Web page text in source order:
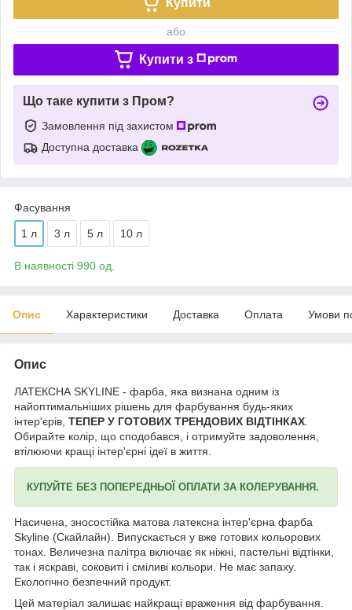
або
Купити з
Що таке купити з Пром?
Замовлення під захистом
Доступна доставка
Фасування
1 л 3 л 5 л 10 л
В наявності 990 од.
Опис Характеристики Доставка Оплата Умови
Опис
ЛАТЕКСНА SKYLINE - фарба, яка визнана одним із
найоптимальніших рішень для фарбування будь-яких
інтер'єрів, ТЕПЕР У ГОТОВИХ ТРЕНДОВИХ ВІДТІНКАХ
Обирайте колір, що сподобався, і отримуйте задоволення,
втілюючи кращі інтер'єрні ідеї в життя.
КУПУЙТЕ БЕЗ ПОПЕРЕДНЬОЇ ОПЛАТИ ЗА КОЛЕРУВАННЯ.
Насичена, зносостійка матова латексна інтер'єрна фарба
Skyline (Скайлайн). Випускається у вже готових кольорових
тонах. Величезна палітра включає як ніжні, пастельні відтінки,
так і яскраві, соковиті і сміливі кольори. Не має запаху.
Екологічно безпечний продукт.
Цей матеріал залишає найкращі враження від фарбування.